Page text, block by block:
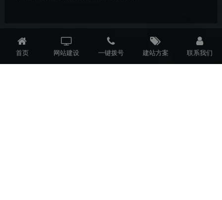
首页 网站建设 一键拨号 建站方案 联系我们